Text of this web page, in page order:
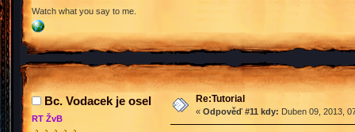
Watch what you say to me.
Bc. Vodacek je osel
RT ŽvB
Re:Tutorial
« Odpověď #11 kdy: Duben 09, 2013,